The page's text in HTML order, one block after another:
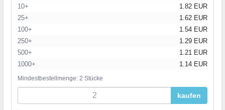
10+
1.82 EUR
25+
1.62 EUR
100+
1.54 EUR
250+
1.29 EUR
500+
1.21 EUR
1000+
1.14 EUR
Mindestbestellmenge: 2 Stücke
kaufen